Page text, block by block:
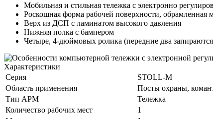
Мобильная и стильная тележка с электронно
Роскошная форма рабочей поверхности, обрамленная
Верх из ДСП с ламинатом высокого давления
Нижняя полка с бампером
Четыре, 4-дюймовых ролика (передние два
Характеристики
Серия
STOLL-M
Область применения
Посты охраны,
Тип АРМ
Тележка
Количество рабочих мест
1